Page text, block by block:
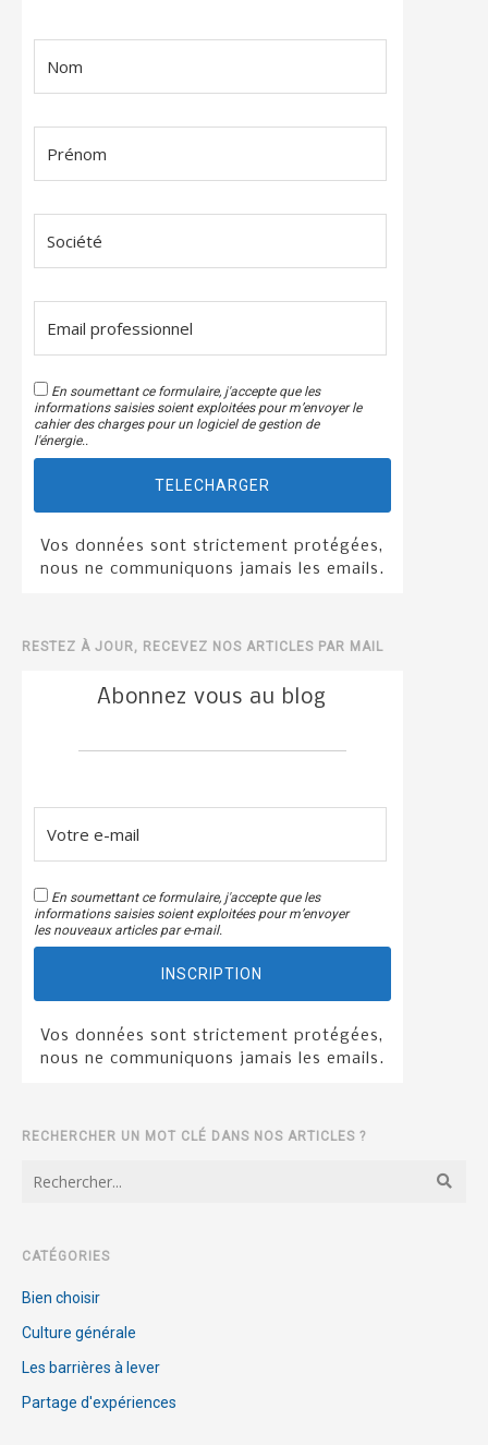
En soumettant ce formulaire, j'accepte que les
informations saisies soient exploitées pour m’envoyer le
cahier des charges pour un logiciel de gestion de
l'énergie..
TELECHARGER
Vos données sont strictement protégées,
nous ne communiquons jamais les emails.
RESTEZ À JOUR, RECEVEZ NOS ARTICLES PAR MAIL
Abonnez vous au blog
En soumettant ce formulaire, j'accepte que les
informations saisies soient exploitées pour m’envoyer
les nouveaux articles par e-mail.
INSCRIPTION
Vos données sont strictement protégées,
nous ne communiquons jamais les emails.
RECHERCHER UN MOT CLÉ DANS NOS ARTICLES ?
CATÉGORIES
Bien choisir
Culture générale
Les barrières à lever
Partage d'expériences